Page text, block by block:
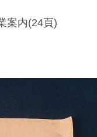
案内(24頁)